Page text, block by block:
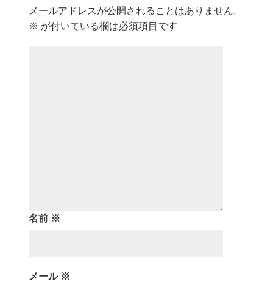
メールアドレスが公開されることはありません。
※ が付いている欄は必須項目です
名前 ※
メール ※